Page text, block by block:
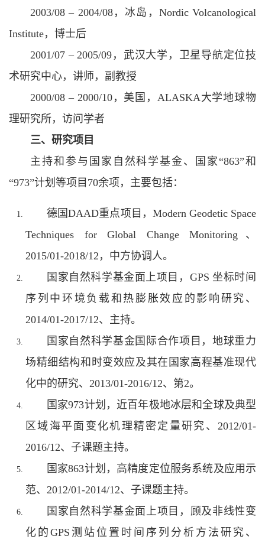
2003/08 – 2004/08，冰岛，Nordic Volcanological
Institute，博士后
2001/07 – 2005/09，武汉大学，卫星导航定位技
术研究中心，讲师，副教授
2000/08 – 2000/10，美国，ALASKA大学地球物
理研究所，访问学者
三、研究项目
主持和参与国家自然科学基金、国家“863”和
“973”计划等项目70余项，主要包括：
德国DAAD重点项目，Modern Geodetic Space
Techniques for Global Change Monitoring、
2015/01-2018/12，中方协调人。
国家自然科学基金面上项目，GPS 坐标时间
序列中环境负载和热膨胀效应的影响研究、
2014/01-2017/12、主持。
国家自然科学基金国际合作项目，地球重力
场精细结构和时变效应及其在国家高程基准现代
化中的研究、2013/01-2016/12、第2。
国家973计划，近百年极地冰层和全球及典型
区域海平面变化机理精密定量研究、2012/01-
2016/12、子课题主持。
国家863计划，高精度定位服务系统及应用示
范、2012/01-2014/12、子课题主持。
国家自然科学基金面上项目，顾及非线性变
化的GPS测站位置时间序列分析方法研究、